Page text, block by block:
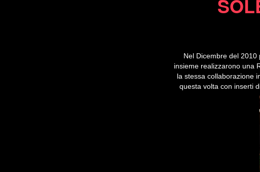
Nel Dicembre del
insieme realizzarono una
la stessa collaborazione
questa volta con inserti